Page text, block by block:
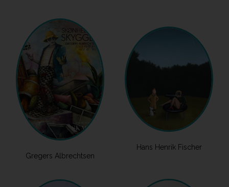
Gregers Albrechtsen
Hans Henrik Fischer